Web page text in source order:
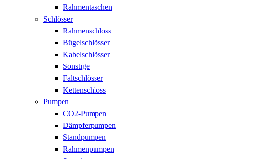
Rahmentaschen
Schlösser
Rahmenschloss
Bügelschlösser
Kabelschlösser
Sonstige
Faltschlösser
Kettenschloss
Pumpen
CO2-Pumpen
Dämpferpumpen
Standpumpen
Rahmenpumpen